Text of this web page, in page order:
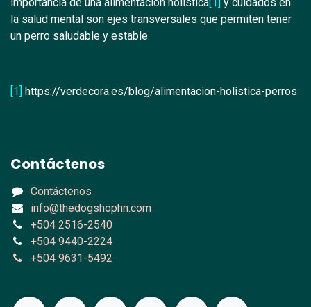
la salud mental son ejes transversales que permiten tener
un perro saludable y estable.
[1] https://verdecora.es/blog/alimentacion-holistica-perros
Contáctenos
Contáctenos
info@thedogshophn.com
+504 2516-2540
+504 9440-2224
+504 9631-5492